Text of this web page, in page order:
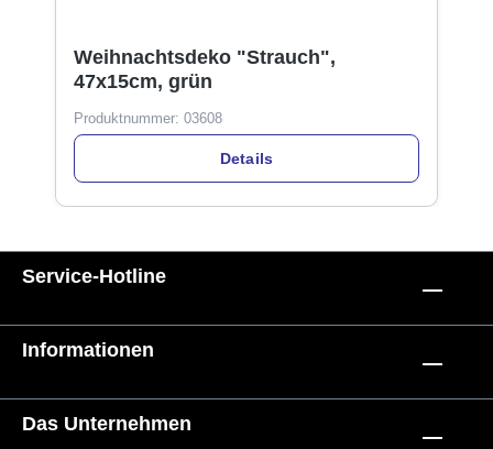
Weihnachtsdeko "Strauch",
47x15cm, grün
Produktnummer: 03608
Details
Service-Hotline
Informationen
Das Unternehmen